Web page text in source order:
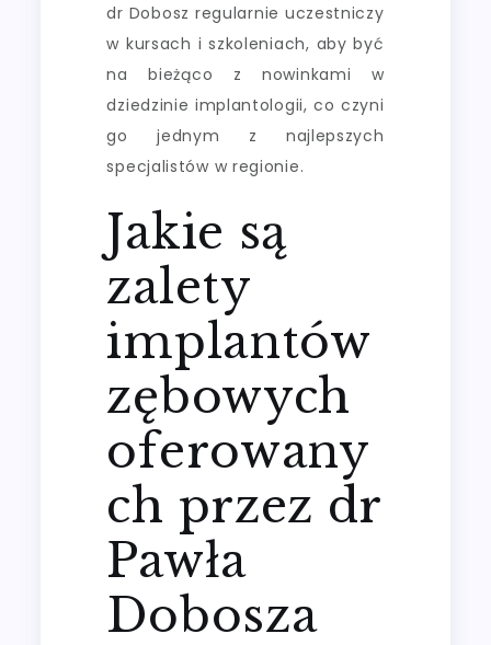
dr Dobosz regularnie uczestniczy
w kursach i szkoleniach, aby być
na bieżąco z nowinkami w
dziedzinie implantologii, co czyni
go jednym z najlepszych
specjalistów w regionie.
Jakie są
zalety
implantów
zębowych
oferowany
ch przez dr
Pawła
Dobosza